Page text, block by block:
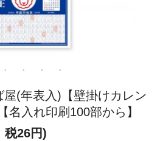
(年表入)【壁掛けカレン
名入れ印刷100部から】
税26円)